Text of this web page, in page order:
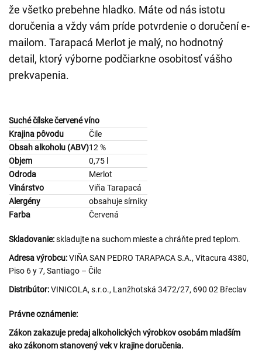
že všetko prebehne hladko. Máte od nás istotu
doručenia a vždy vám príde potvrdenie o doručení e-
mailom. Tarapacá Merlot je malý, no hodnotný
detail, ktorý výborne podčiarkne osobitosť vášho
prekvapenia.
Suché čílske červené víno
Krajina pôvodu
Čile
Obsah alkoholu (ABV)12 %
Objem
0,75 l
Odroda
Merlot
Vinárstvo
Viña Tarapacá
Alergény
obsahuje sírniky
Farba
Červená
Skladovanie:skladujte na suchom mieste a chráňte pred teplom.
Adresa výrobcu:VIŇA SAN PEDRO TARAPACA S.A., Vitacura 4380,
Piso 6 y 7, Santiago – Čile
Distribútor:VINICOLA, s.r.o., Lanžhotská 3472/27, 690 02 Břeclav
Právne oznámenie:
Zákon zakazuje predaj alkoholických výrobkov osobám mladším
ako zákonom stanovený vek v krajine doručenia.